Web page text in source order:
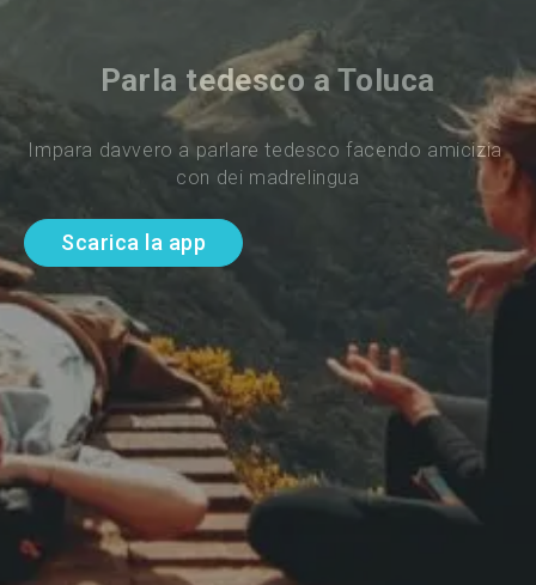
Parla tedesco a Toluca
Impara davvero a parlare tedesco facendo amicizia
con dei madrelingua
Scarica la app